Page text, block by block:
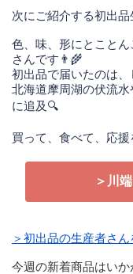
次にご紹介する初出
色、味、形にとこと
さんです👨‍🌾
初出品で届いたのは
北海道摩周湖の伏流
に追及🔍
買って、食べて、応
＞川
＞初出品の生産者さ
今週の新着商品はい